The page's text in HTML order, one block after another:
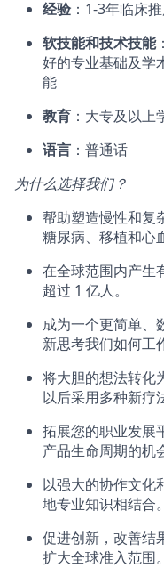
经验 ：1-3年临床
软技能和技术技能
好的专业基础及学
能
教育 ：大专及以
语言 ：普通话
为什么选择我们？
帮助塑造慢性和复
糖尿病、移植和心
在全球范围内产生
超过 1 亿人。
成为一个更简单、
新思考我们如何工
将大胆的想法转化
以后采用多种新疗
拓展您的职业发展
产品生命周期的机
以强大的协作文化
地专业知识相结合。
促进创新，改善结
扩大全球准入范围。